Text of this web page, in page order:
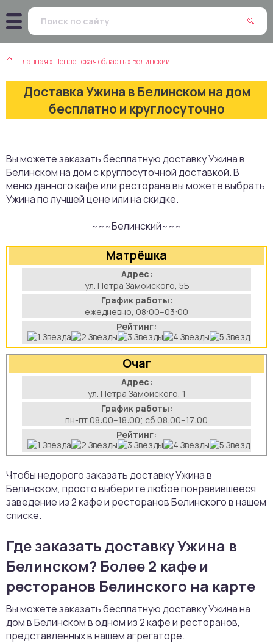
Главная »Пензенская область»Белинский
Доставка Ужина в Белинском на дом
бесплатно и круглосуточно
Вы можете заказать бесплатную доставку Ужина в
Белинском на дом с круглосуточной доставкой. В
меню данного кафе или ресторана вы можете выбрать
Ужина по лучшей цене или на скидке.
~~~Белинский~~~
Матрёшка
Адрес:
ул. Петра Замойского, 5Б
График работы:
ежедневно, 08:00–03:00
Рейтинг:
Очаг
Адрес:
ул. Петра Замойского, 1
График работы:
пн-пт 08:00–18:00; сб 08:00–17:00
Рейтинг:
Чтобы недорого заказать доставку Ужина в
Белинском, просто выберите любое понравившееся
заведение из 2 кафе и ресторанов Белинского в нашем
списке.
Где заказать доставку Ужина в
Белинском? Более 2 кафе и
ресторанов Белинского на карте
Вы можете заказать бесплатную доставку Ужина на
дом в Белинском в одном из 2 кафе и ресторанов,
представленных в нашем агрегаторе.
кухня
кухня
кухня